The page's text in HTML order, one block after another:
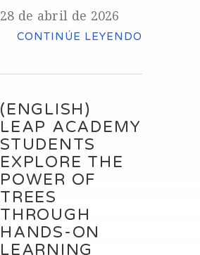
28 de abril de 2026
CONTINÚE LEYENDO
(ENGLISH)
LEAP ACADEMY
STUDENTS
EXPLORE THE
POWER OF
TREES
THROUGH
HANDS-ON
LEARNING